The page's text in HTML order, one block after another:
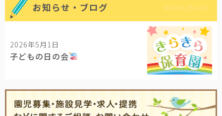
お知らせ・ブログ NEWS/BLOG
2026年5月1日
子どもの日の会